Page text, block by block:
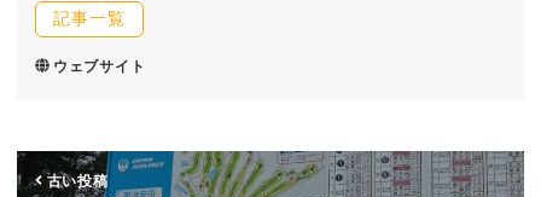
記事一覧
ウェブサイト
古い投稿